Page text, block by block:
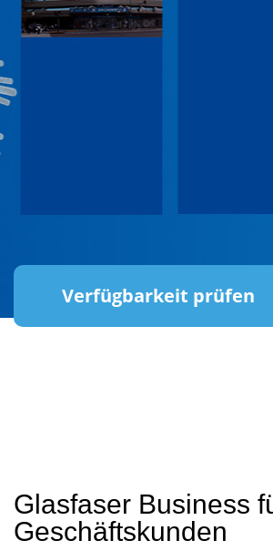
Verfügbarkeit prüfen
Glasfaser Business
Geschäftskunden